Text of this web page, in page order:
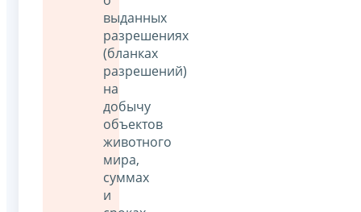
выданных
разрешениях
(бланках
разрешений)
на
добычу
объектов
животного
мира,
суммах
и